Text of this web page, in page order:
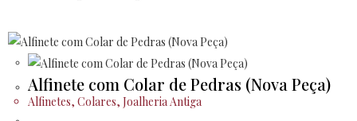
Alfinete com Colar de Pedras (Nova Peça)
Alfinetes, Colares, Joalheria Antiga